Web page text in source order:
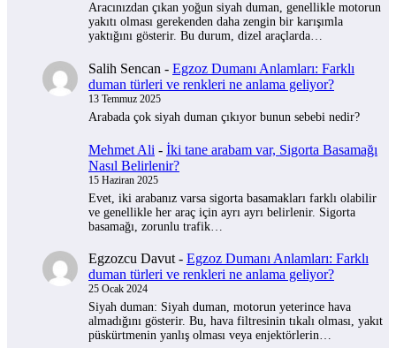
Aracınızdan çıkan yoğun siyah duman, genellikle motorun
yakıtı olması gerekenden daha zengin bir karışımla
yaktığını gösterir. Bu durum, dizel araçlarda…
Salih Sencan - Egzoz Dumanı Anlamları: Farklı
duman türleri ve renkleri ne anlama geliyor?
13 Temmuz 2025
Arabada çok siyah duman çıkıyor bunun sebebi nedir?
Mehmet Ali - İki tane arabam var, Sigorta Basamağı
Nasıl Belirlenir?
15 Haziran 2025
Evet, iki arabanız varsa sigorta basamakları farklı olabilir
ve genellikle her araç için ayrı ayrı belirlenir. Sigorta
basamağı, zorunlu trafik…
Egzozcu Davut - Egzoz Dumanı Anlamları: Farklı
duman türleri ve renkleri ne anlama geliyor?
25 Ocak 2024
Siyah duman: Siyah duman, motorun yeterince hava
almadığını gösterir. Bu, hava filtresinin tıkalı olması, yakıt
püskürtmenin yanlış olması veya enjektörlerin…